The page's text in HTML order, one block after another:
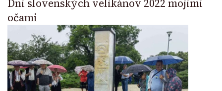
Dni slovenských velikánov 2022 mojimi
očami